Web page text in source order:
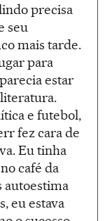
precisa
seu
mais tarde.
para
estar
e futebol,
fez cara de
Eu tinha
café da
autoestima
eu estava